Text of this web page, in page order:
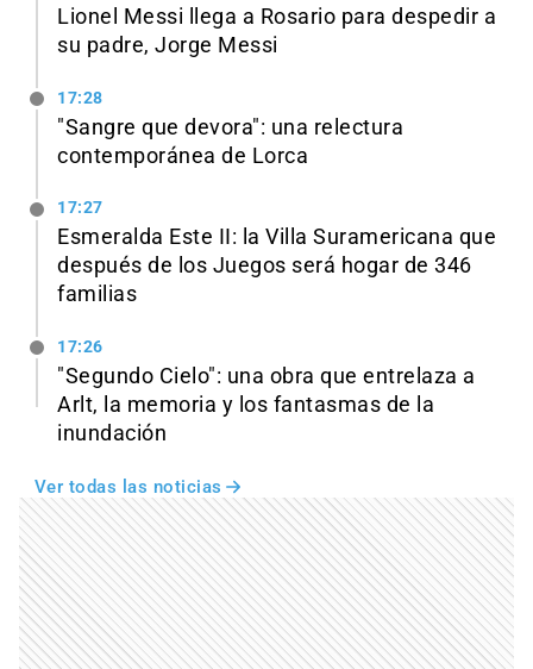
Lionel Messi llega a Rosario para despedir a
su padre, Jorge Messi
17:28
"Sangre que devora": una relectura
contemporánea de Lorca
17:27
Esmeralda Este II: la Villa Suramericana que
después de los Juegos será hogar de 346
familias
17:26
"Segundo Cielo": una obra que entrelaza a
Arlt, la memoria y los fantasmas de la
inundación
Ver todas las noticias